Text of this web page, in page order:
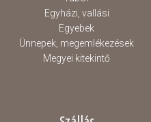
Egyházi, vallási
Egyebek
Ünnepek, megemlékezések
Megyei kitekintő